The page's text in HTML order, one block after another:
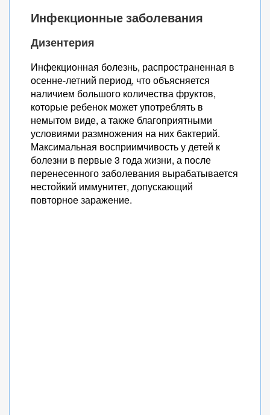
Инфекционные заболевания
Дизентерия
Инфекционная болезнь, распространенная в
осенне-летний период, что объясняется
наличием большого количества фруктов,
которые ребенок может употреблять в
немытом виде, а также благоприятными
условиями размножения на них бактерий.
Максимальная восприимчивость у детей к
болезни в первые 3 года жизни, а после
перенесенного заболевания вырабатывается
нестойкий иммунитет, допускающий
повторное заражение.